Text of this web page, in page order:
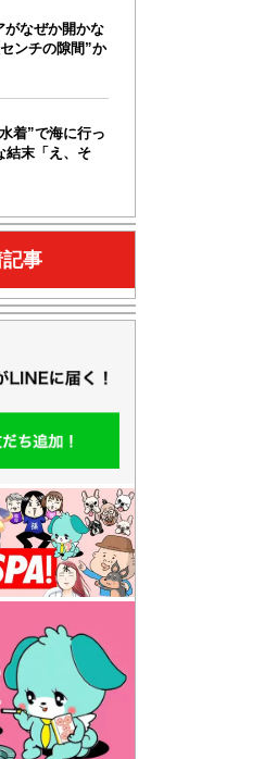
がなぜか開かな
ンチの隙間”か
着”で海に行っ
結末「え、そ
事